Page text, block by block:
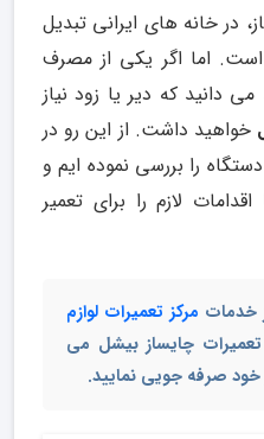
در خانه های ایرانی تبدیل
اما اگر یکی از مصرف
دانید که دیر یا زود نیاز
خواهید داشت. از این رو در
را بررسی نموده ایم و
لازم را برای تعمیر
خدمات مرکز تعمیرات لوازم
چایساز بیشل می
خود صرفه جویی نمایید.